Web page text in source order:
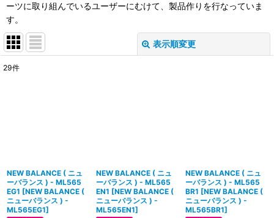
ーツに取り組んでいるユーザーにむけて、製品作りを行なっていま
す。
表示順変更
29件
NEW BALANCE ( ニュ
ーバランス ) - ML565
EG1 [NEW BALANCE (
ニューバランス ) -
ML565EG1]
NEW BALANCE ( ニュ
ーバランス ) - ML565
EN1 [NEW BALANCE (
ニューバランス ) -
ML565EN1]
NEW BALANCE ( ニュ
ーバランス ) - ML565
BR1 [NEW BALANCE (
ニューバランス ) -
ML565BR1]